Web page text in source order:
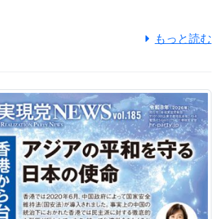
もっと読む